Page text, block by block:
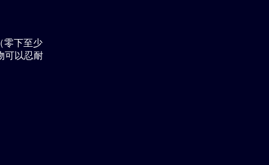
零下至少
可以忍耐